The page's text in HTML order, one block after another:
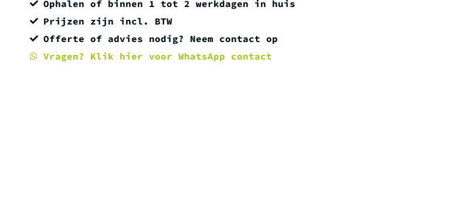
Ophalen of binnen 1 tot 2 werkdagen in huis
Prijzen zijn incl. BTW
Offerte of advies nodig? Neem contact op
Vragen? Klik hier voor WhatsApp contact